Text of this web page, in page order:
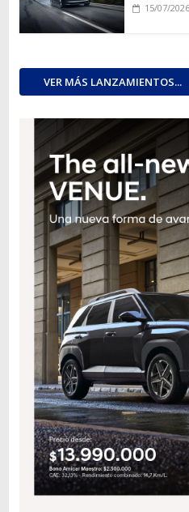
15/07/2026
VER MÁS LANZAMIENTOS...